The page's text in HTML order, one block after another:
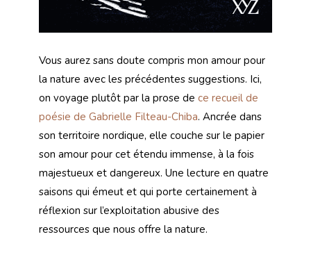
Vous aurez sans doute compris mon amour pour
la nature avec les précédentes suggestions. Ici,
on voyage plutôt par la prose de ce recueil de
poésie de Gabrielle Filteau-Chiba. Ancrée dans
son territoire nordique, elle couche sur le papier
son amour pour cet étendu immense, à la fois
majestueux et dangereux. Une lecture en quatre
saisons qui émeut et qui porte certainement à
réflexion sur l’exploitation abusive des
ressources que nous offre la nature.